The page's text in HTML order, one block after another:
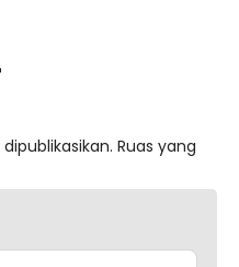
Ruas yang